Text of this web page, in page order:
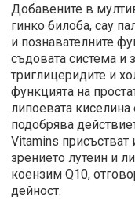
Добавените в
гинко билоба, сау
и познавателните
съдовата система и
триглицеридите и
функцията на
липоевата
подобрява
Vitamins
зрението лутеин и
коензим Q10,
дейност.